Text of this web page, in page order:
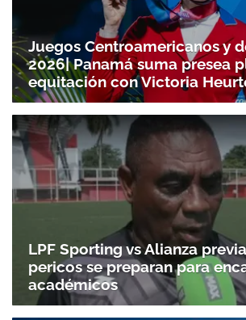
Juegos Centroamericanos y
2026| Panamá suma presea
equitación con Victoria
LPF Sporting vs Alianza
pericos se preparan para
académicos